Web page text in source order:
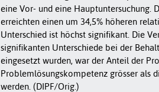
eine Vor- und eine Hauptuntersuchung.
erreichten einen um 34,5% höheren
Unterschied ist höchst signifikant. Die
signifikanten Unterschiede bei der
eingesetzt wurden, war der Anteil der
Problemlösungskompetenz grösser als
werden. (DIPF/Orig.)